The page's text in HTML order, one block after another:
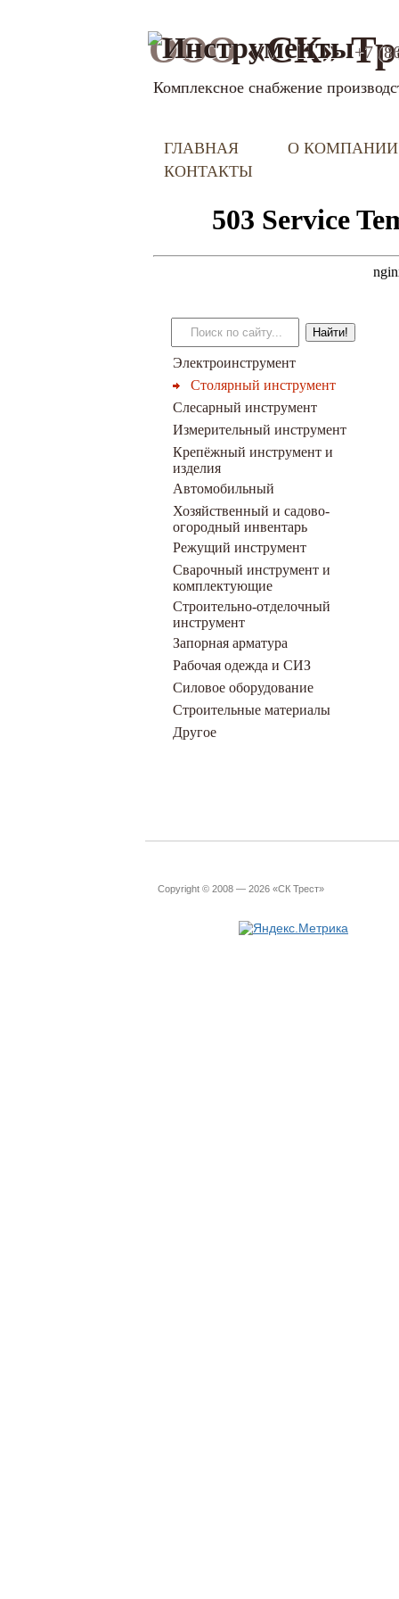
ООО«СК»
Комплексное снабжение
+7
ГЛАВНАЯ
О КОМПАНИИ
КОНТАКТЫ
Электроинструмент
Столярный инструмент
Слесарный инструмент
Измерительный инструмент
Крепёжный инструмент и
изделия
Автомобильный
Хозяйственный и садово-
огородный инвентарь
Режущий инструмент
Сварочный инструмент и
комплектующие
Строительно-отделочный
инструмент
Запорная арматура
Рабочая одежда и СИЗ
Силовое оборудование
Строительные материалы
Другое
Copyright © 2008 — 2026 «СК Трест»